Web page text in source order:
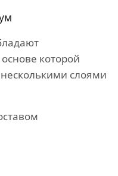
которой
слоями